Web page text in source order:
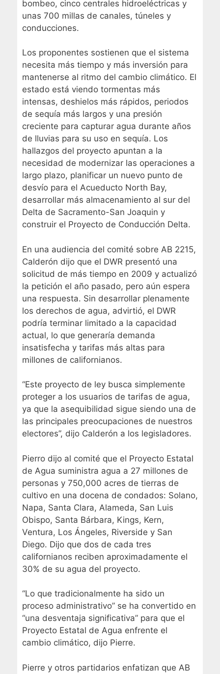
bombeo, cinco centrales hidroeléctricas y
unas 700 millas de canales, túneles y
conducciones.
Los proponentes sostienen que el sistema
necesita más tiempo y más inversión para
mantenerse al ritmo del cambio climático. El
estado está viendo tormentas más
intensas, deshielos más rápidos, periodos
de sequía más largos y una presión
creciente para capturar agua durante años
de lluvias para su uso en sequía. Los
hallazgos del proyecto apuntan a la
necesidad de modernizar las operaciones a
largo plazo, planificar un nuevo punto de
desvío para el Acueducto North Bay,
desarrollar más almacenamiento al sur del
Delta de Sacramento-San Joaquin y
construir el Proyecto de Conducción Delta.
En una audiencia del comité sobre AB 2215,
Calderón dijo que el DWR presentó una
solicitud de más tiempo en 2009 y actualizó
la petición el año pasado, pero aún espera
una respuesta. Sin desarrollar plenamente
los derechos de agua, advirtió, el DWR
podría terminar limitado a la capacidad
actual, lo que generaría demanda
insatisfecha y tarifas más altas para
millones de californianos.
“Este proyecto de ley busca simplemente
proteger a los usuarios de tarifas de agua,
ya que la asequibilidad sigue siendo una de
las principales preocupaciones de nuestros
electores”, dijo Calderón a los legisladores.
Pierro dijo al comité que el Proyecto Estatal
de Agua suministra agua a 27 millones de
personas y 750,000 acres de tierras de
cultivo en una docena de condados: Solano,
Napa, Santa Clara, Alameda, San Luis
Obispo, Santa Bárbara, Kings, Kern,
Ventura, Los Ángeles, Riverside y San
Diego. Dijo que dos de cada tres
californianos reciben aproximadamente el
30% de su agua del proyecto.
“Lo que tradicionalmente ha sido un
proceso administrativo” se ha convertido en
“una desventaja significativa” para que el
Proyecto Estatal de Agua enfrente el
cambio climático, dijo Pierre.
Pierre y otros partidarios enfatizan que AB